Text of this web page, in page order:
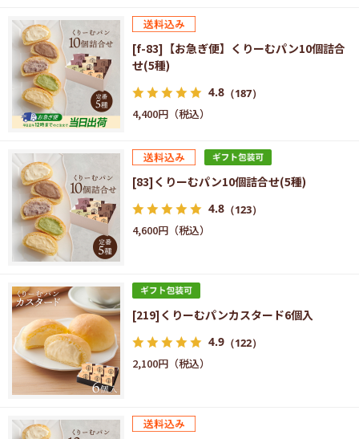
[f-83]【お急ぎ便】くりーむパン10個詰合
せ(5種)
4.8 （187）
4,400円
[83]くりーむパン10個詰合せ(5種)
4.8 （123）
4,600円
[219]くりーむパンカスタード6個入
4.9 （122）
2,100円